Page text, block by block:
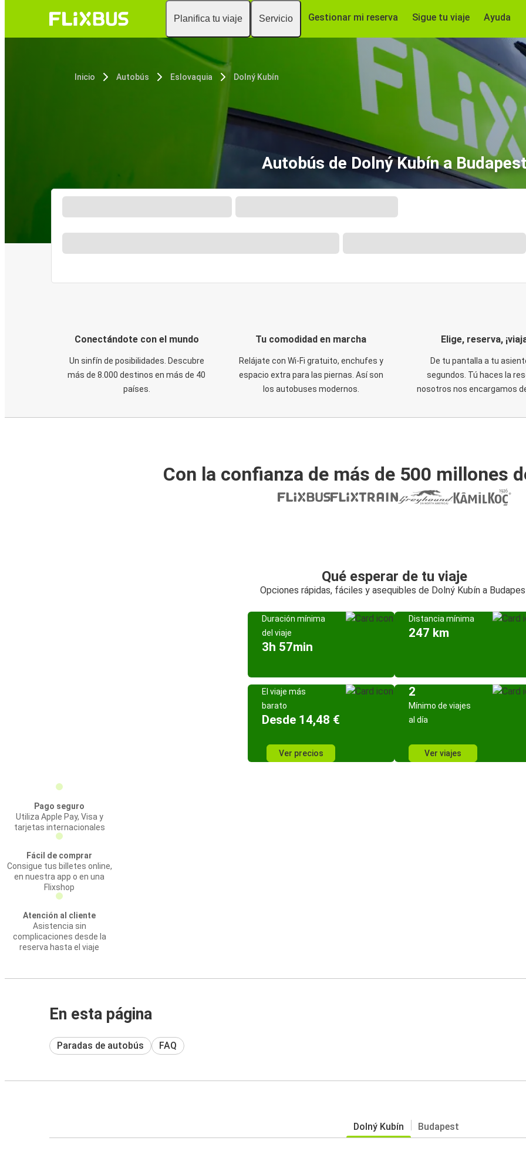
Planifica tu viaje Servicio Gestionar mi reserva Sigue tu viaje Ayuda
Inicio Autobús Eslovaquia Dolný Kubín
Autobús de Dolný Kubín a
Conectándote con el mundo
Un sinfín de posibilidades. Descubre
más de 8.000 destinos en más de 40
países.
Tu comodidad en marcha
Relájate con Wi-Fi gratuito, enchufes y
espacio extra para las piernas. Así son
los autobuses modernos.
Elige, reserva,
De tu pantalla a tu
segundos. Tú haces la
nosotros nos encargamos
Con la confianza de más de 500 millones
Qué esperar de tu viaje
Opciones rápidas, fáciles y asequibles de Dolný Kubín a
Duración mínima
del viaje
3h 57min
Distancia mínima
247 km
El viaje más
barato
Desde 14,48 €
Ver precios
2
Mínimo de viajes
al día
Ver viajes
Pago seguro
Utiliza Apple Pay, Visa y
tarjetas internacionales
Fácil de comprar
Consigue tus billetes online,
en nuestra app o en una
Flixshop
Atención al cliente
Asistencia sin
complicaciones desde la
reserva hasta el viaje
En esta página
Paradas de autobús FAQ
Dolný Kubín Budapest